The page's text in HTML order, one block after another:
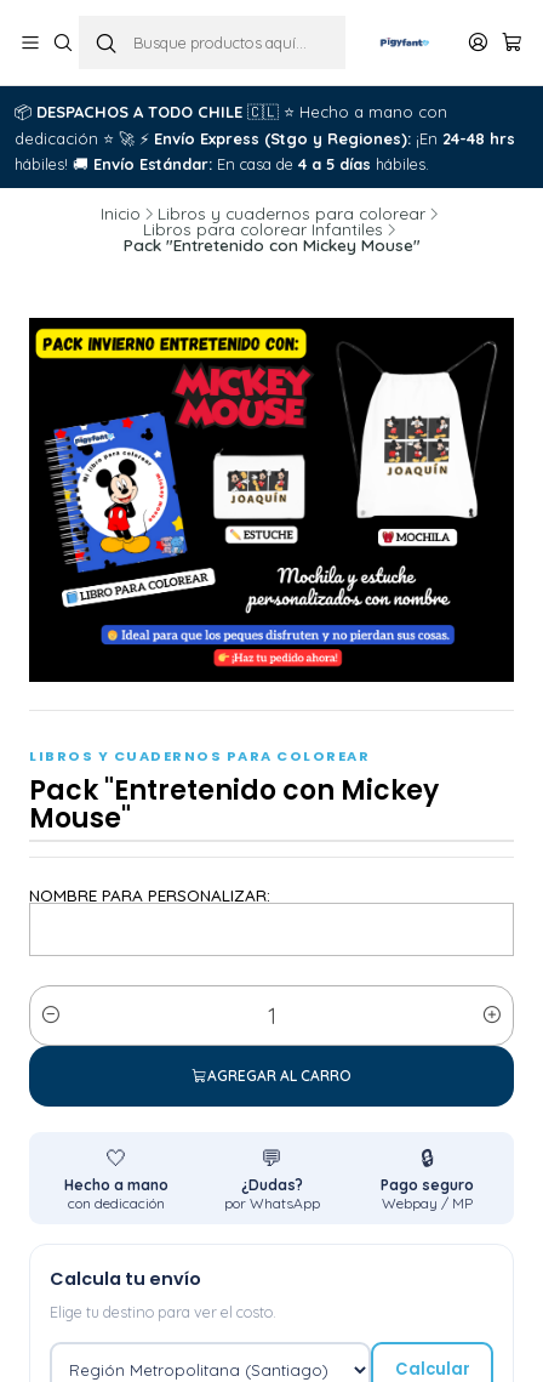
📦 DESPACHOS A TODO CHILE 🇨🇱 ⭐ Hecho a mano con
dedicación ⭐ 🚀 ⚡ Envío Express (Stgo y Regiones): ¡En 24-48 hrs
hábiles! 🚚 Envío Estándar: En casa de 4 a 5 días hábiles.
Inicio Libros y cuadernos para colorear
Libros para colorear Infantiles
Pack "Entretenido con Mickey Mouse"
LIBROS Y CUADERNOS PARA COLOREAR
Pack "Entretenido con Mickey
Mouse"
NOMBRE PARA PERSONALIZAR:
Cantidad
AGREGAR AL CARRO
🤍
Hecho a mano
con dedicación
💬
¿Dudas?
por WhatsApp
🔒
Pago seguro
Webpay / MP
Calcula tu envío
Elige tu destino para ver el costo.
Calcular